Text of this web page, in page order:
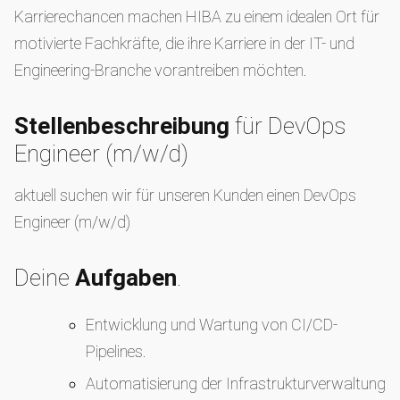
Karrierechancen machen HIBA zu einem idealen Ort für
motivierte Fachkräfte, die ihre Karriere in der IT- und
Engineering-Branche vorantreiben möchten.
Stellenbeschreibung für DevOps
Engineer (m/w/d)
aktuell suchen wir für unseren Kunden einen DevOps
Engineer (m/w/d)
Deine Aufgaben.
Entwicklung und Wartung von CI/CD-
Pipelines.
Automatisierung der Infrastrukturverwaltung